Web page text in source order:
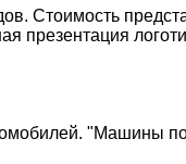
Стоимость
презентация
"Машины